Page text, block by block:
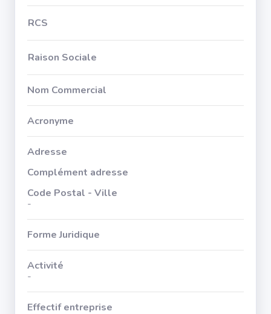
RCS
Raison Sociale
Nom Commercial
Acronyme
Adresse
Complément adresse
Code Postal - Ville
-
Forme Juridique
Activité
-
Effectif entreprise